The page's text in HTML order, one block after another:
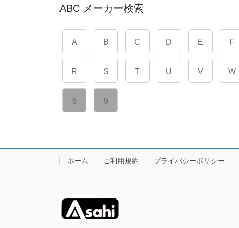
ABC メーカー検索
A B C D E F
R S T U V W
8 9
ホーム ご利用規約 プライバシーポリシー